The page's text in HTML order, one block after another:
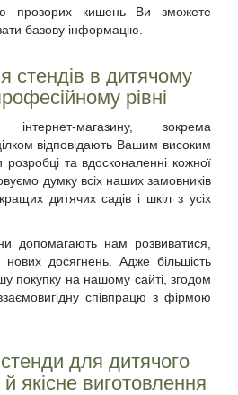
прозорих кишень Ви зможете
базову інформацію.
в дитячому
рівні
магазину, зокрема
відповідають Вашим високим
та вдосконаленні кожної
думку всіх наших замовників
дитячих садів і шкіл з усіх
допомагають нам розвиватися,
досягнень. Адже більшість
покупку на нашому сайті, згодом
співпрацю з фірмою
для дитячого
якісне виготовлення